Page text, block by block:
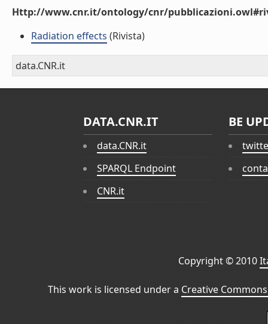
Http://www.cnr.it/ontology/cnr/
Radiation effects (Rivista)
data.CNR.it
DATA.CNR.IT
data.CNR.it
SPARQL Endpoint
CNR.it
BE
Copyright © 2010
This work is licensed under a Creative